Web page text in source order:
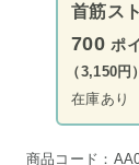
首筋ス
700 ポ
（3,150円）
在庫あり
商品コード：